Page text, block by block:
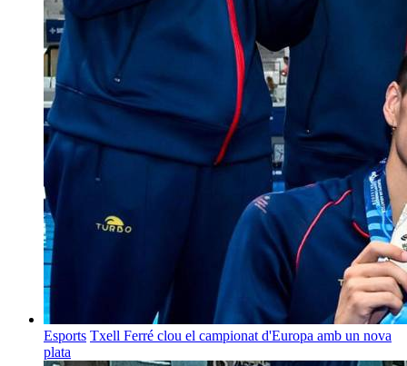
Esports Txell Ferré clou el campionat d'Europa amb un nova
plata